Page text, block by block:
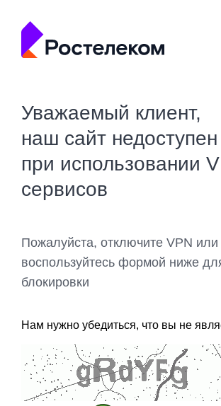
Уважаемый клиент,
наш сайт недоступен
при использовании
сервисов
Пожалуйста, отключите VPN или
воспользуйтесь формой ниже
блокировки
Нам нужно убедиться, что вы не